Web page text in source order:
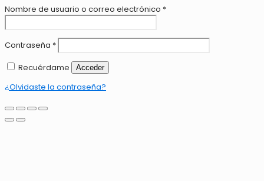
Nombre de usuario o correo electrónico *
Contraseña *
Recuérdame
Acceder
¿Olvidaste la contraseña?